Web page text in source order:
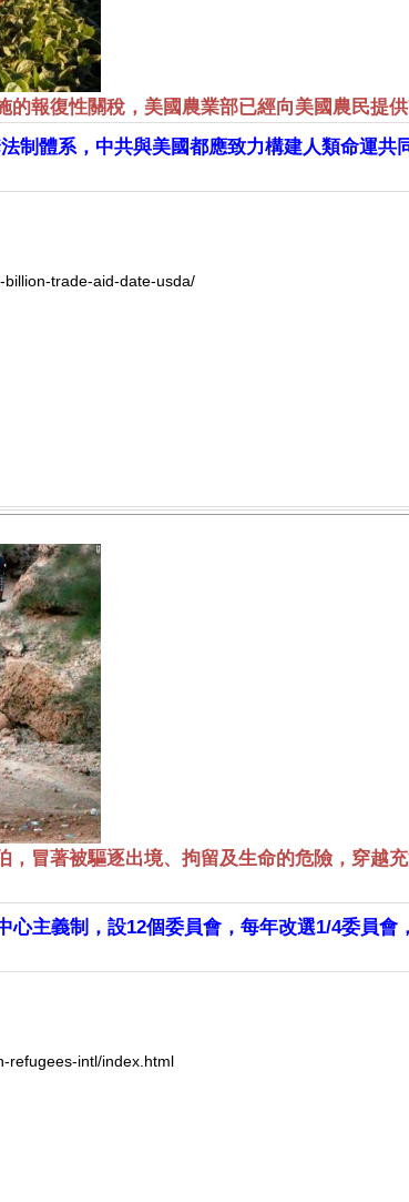
報復性關稅，美國農業部已經向美國農民提供
制體系，中共與美國都應致力構建人類命運共
trade-aid-date-usda/
冒著被驅逐出境、拘留及生命的危險，穿越
主義制，設12個委員會，每年改選1/4委員
refugees-intl/index.html